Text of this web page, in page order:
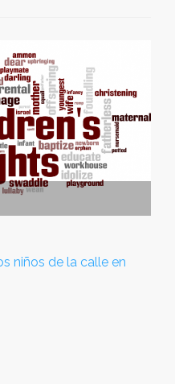
niños de la calle en